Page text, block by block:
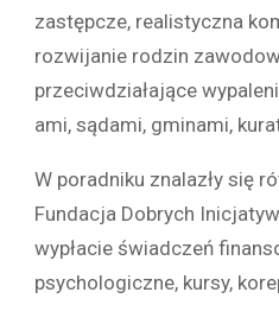
zastępcze, realistyczna
rozwijanie rodzin
przeciwdziałające
ami, sądami, gminami,
W poradniku znalazły się
Fundacja Dobrych
wypłacie świadczeń
psychologiczne, kursy,